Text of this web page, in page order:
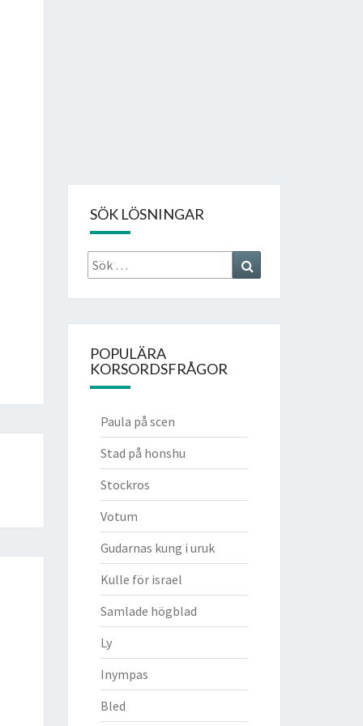
SÖK LÖSNINGAR
Sök
efter:
POPULÄRA
KORSORDSFRÅGOR
Paula på scen
Stad på honshu
Stockros
Votum
Gudarnas kung i uruk
Kulle för israel
Samlade högblad
Ly
Inympas
Bled